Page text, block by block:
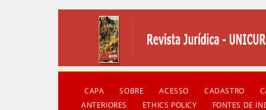
CAPA SOBRE ACESSO CADASTRO
ANTERIORES
ETHICS POLICY FONTES DE